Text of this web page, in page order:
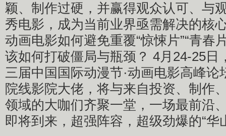
颖、制作过硬，并赢得观众认可、与
秀电影，成为当前业界亟需解决的核
动画电影如何避免重覆“惊悚片”“青春
该如何打破僵局与瓶颈？ 4月24-25日
三届中国国际动漫节·动画电影高峰
院线影院大佬，将与来自投资、制作
领域的大咖们齐聚一堂，一场最前沿
即将到来，超强阵容，超级劲爆的“华